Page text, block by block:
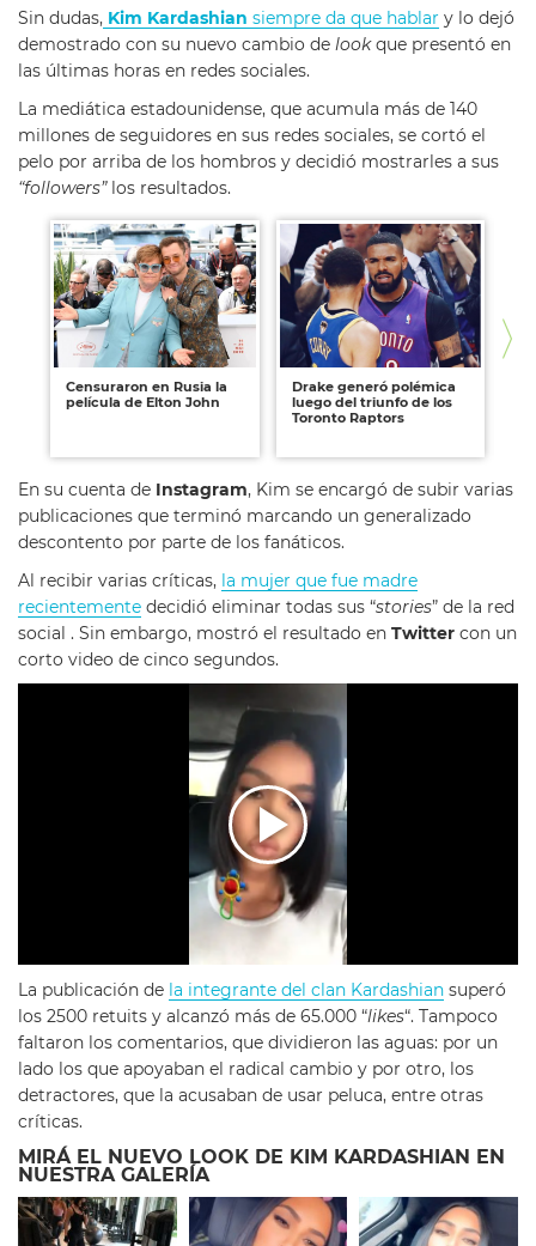
Sin dudas, Kim Kardashian siempre da que hablar y lo dejó
demostrado con su nuevo cambio de lookque presentó en
las últimas horas en redes sociales.
La mediática estadounidense, que acumula más de 140
millones de seguidores en sus redes sociales, se cortó el
pelo por arriba de los hombros y decidió mostrarles a sus
“followers”los resultados.
Censuraron en Rusia la
película de Elton John
Drake generó polémica
luego del triunfo de los
Toronto Raptors
En su cuenta de Instagram, Kim se encargó de subir varias
publicaciones que terminó marcando un generalizado
descontento por parte de los fanáticos.
Al recibir varias críticas, la mujer que fue madre
recientemente decidió eliminar todas sus “stories” de la red
social . Sin embargo, mostró el resultado en Twitter con un
corto video de cinco segundos.
La publicación de la integrante del clan Kardashian superó
los 2500 retuits y alcanzó más de 65.000 “likes“. Tampoco
faltaron los comentarios, que dividieron las aguas: por un
lado los que apoyaban el radical cambio y por otro, los
detractores, que la acusaban de usar peluca, entre otras
críticas.
MIRÁ EL NUEVO LOOK DE KIM KARDASHIAN EN
NUESTRA GALERÍA